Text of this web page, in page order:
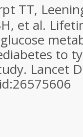
TT,
et al.
to
Lancet